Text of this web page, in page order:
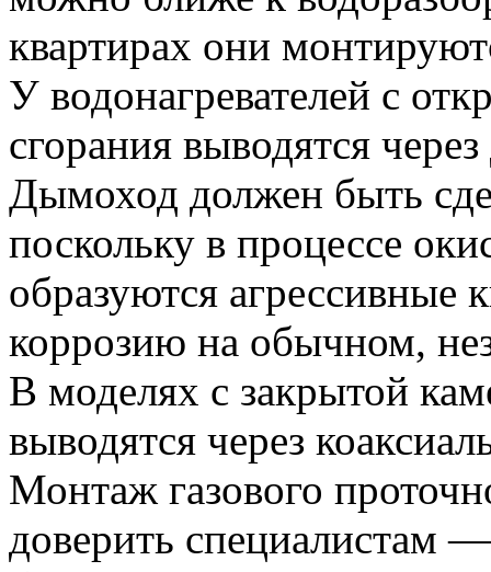
квартирах они
У водонагревателей с
сгорания выводятся
Дымоход должен быть
поскольку в процессе
образуются агрессивные
коррозию на обычном,
В моделях с закрытой
выводятся через
Монтаж газового
доверить специалистам